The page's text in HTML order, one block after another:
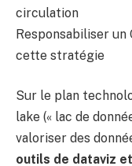
circulation
Responsabiliser
cette stratégie
Sur le plan
lake (« lac de
valoriser des
outils de dataviz